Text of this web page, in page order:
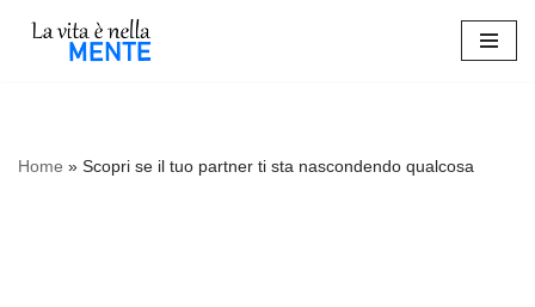
Home » Scopri se il tuo partner ti sta nascondendo qualcosa